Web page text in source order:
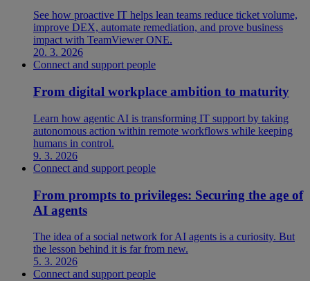
See how proactive IT helps lean teams reduce ticket volume,
improve DEX, automate remediation, and prove business
impact with TeamViewer ONE.
20. 3. 2026
Connect and support people
From digital workplace ambition to maturity
Learn how agentic AI is transforming IT support by taking
autonomous action within remote workflows while keeping
humans in control.
9. 3. 2026
Connect and support people
From prompts to privileges: Securing the age of
AI agents
The idea of a social network for AI agents is a curiosity. But
the lesson behind it is far from new.
5. 3. 2026
Connect and support people